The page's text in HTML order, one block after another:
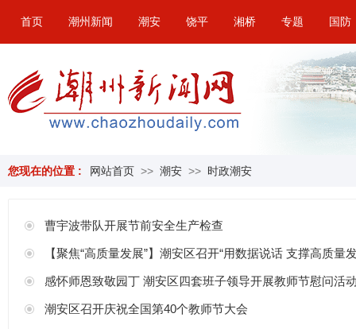
首页 潮州新闻 潮安 饶平 湘桥 专题 国防
您现在的位置 : 网站首页 >> 潮安 >> 时政潮安
曹宇波带队开展节前安全生产检查
【聚焦“高质量发展”】潮安区召开“用数据说话 支撑高质量
感怀师恩致敬园丁 潮安区四套班子领导开展教师节慰问活
潮安区召开庆祝全国第40个教师节大会